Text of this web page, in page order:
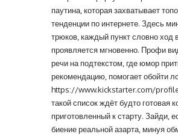
паутина, которая захватывает
тенденции по интернете. Здесь
трюков, каждый пункт словно ход
проявляется мгновенно. Профи
речи на подтекстом, где юмор
рекомендацию, помогает обойти
https://www.kickstarter.com/
такой список ждёт будто готовая
приготовленный к старту. Зайди,
биение реальной азарта, минуя